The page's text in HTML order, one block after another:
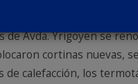
trabajos de pintura y
de Avda. Yrigoyen se
cortinas nuevas,
de calefacción, los